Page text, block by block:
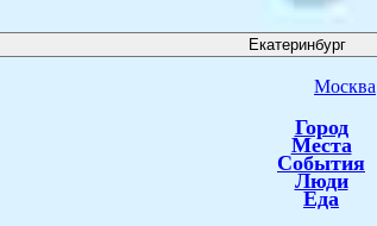
Екатеринбург
Москва
Город
Места
События
Люди
Еда